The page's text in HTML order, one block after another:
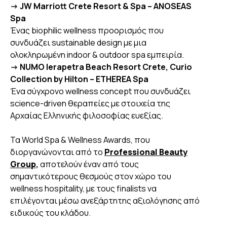
-> JW Marriott Crete Resort & Spa – ANOSEAS
Spa
Ένας biophilic wellness προορισμός που
συνδυάζει sustainable design με μια
ολοκληρωμένη indoor & outdoor spa εμπειρία.
-> NUMO Ierapetra Beach Resort Crete, Curio
Collection by Hilton – ETHEREA Spa
Ένα σύγχρονο wellness concept που συνδυάζει
science-driven θεραπείες με στοιχεία της
Αρχαίας Ελληνικής φιλοσοφίας ευεξίας.
Τα World Spa & Wellness Awards, που
διοργανώνονται από το Professional Beauty
Group, αποτελούν έναν από τους
σημαντικότερους θεσμούς στον χώρο του
wellness hospitality, με τους finalists να
επιλέγονται μέσω ανεξάρτητης αξιολόγησης από
ειδικούς του κλάδου.